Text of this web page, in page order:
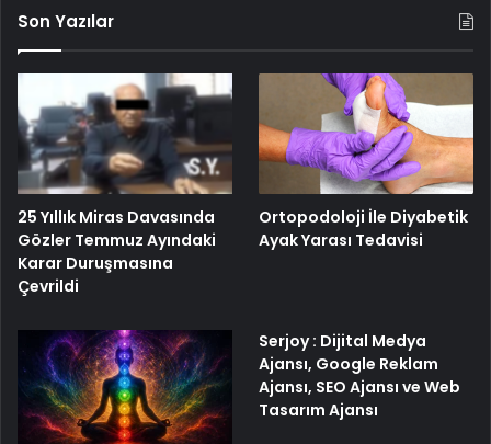
Son Yazılar
25 Yıllık Miras Davasında
Gözler Temmuz Ayındaki
Karar Duruşmasına
Çevrildi
Ortopodoloji İle Diyabetik
Ayak Yarası Tedavisi
Serjoy : Dijital Medya
Ajansı, Google Reklam
Ajansı, SEO Ajansı ve Web
Tasarım Ajansı